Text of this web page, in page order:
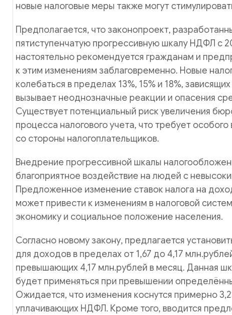
новые налоговые меры также могут
Предполагается, что законопроект,
пятиступенчатую прогрессивную шкалу НДФЛ с
настоятельно рекомендуется гражданам и
к этим изменениям заблаговременно. Новые
колебаться в пределах 13%, 15% и 18%,
вызывает неоднозначные реакции и опасения
Существует потенциальный риск увеличения
процесса налогового учета, что требует особого
со стороны налогоплательщиков.
Внедрение прогрессивной шкалы
благоприятное воздействие на людей с
Предложенное изменение ставок налога на
может привести к изменениям в налоговой
экономику и социальное положение населения.
Согласно новому закону, предлагается
для доходов в пределах от 1,67 до 4,17
превышающих 4,17 млн.рублей в месяц. Данная
будет применяться при превышении
Ожидается, что изменения коснутся примерно
уплачивающих НДФЛ. Кроме того, вводится